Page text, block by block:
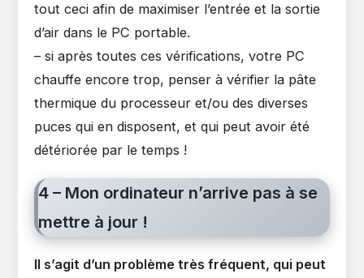
tout ceci afin de maximiser l’entrée et la sortie
d’air dans le PC portable.
– si après toutes ces vérifications, votre PC
chauffe encore trop, penser à vérifier la pâte
thermique du processeur et/ou des diverses
puces qui en disposent, et qui peut avoir été
détériorée par le temps !
4 – Mon ordinateur n’arrive pas à se
mettre à jour !
Il s’agit d’un problème très fréquent, qui peut